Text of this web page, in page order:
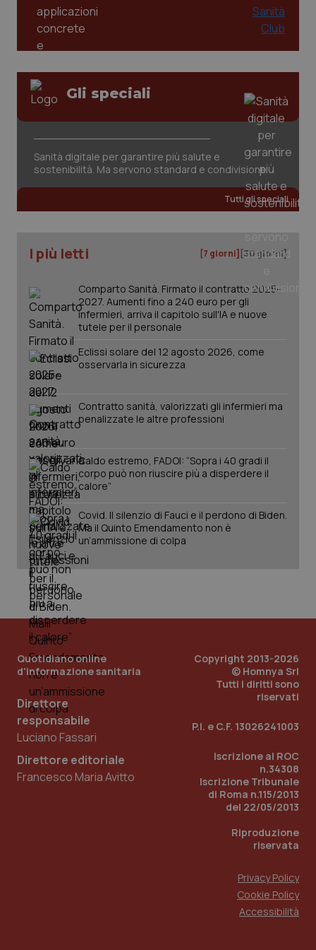
Salute orale & impianti
Sangue & coagulazione
Tiroide
Tumore al seno
Tumore ovarico
Tumori del Polmone & Testa Collo
Vaccini
Gli speciali
Sanità digitale per garantire più salute e
sostenibilità. Ma servono standard e condivisione
Tutti gli speciali
I più letti [7 giorni] [30 giorni]
Comparto Sanità. Firmato il contratto 2025-
2027. Aumenti fino a 240 euro per gli
infermieri, arriva il capitolo sull'IA e nuove
tutele per il personale
Eclissi solare del 12 agosto 2026, come
osservarla in sicurezza
Contratto sanità, valorizzati gli infermieri ma
penalizzate le altre professioni
Caldo estremo, FADOI: “Sopra i 40 gradi il
corpo può non riuscire più a disperdere il
calore”
Covid. Il silenzio di Fauci e il perdono di Biden.
Ma il Quinto Emendamento non è
un’ammissione di colpa
Quotidiano online
d'informazione sanitaria
Direttore
responsabile
Luciano Fassari
Direttore editoriale
Francesco Maria Avitto
Copyright 2013-2026
© Homnya Srl
Tutti i diritti sono
riservati
P.I. e C.F. 13026241003
Iscrizione al ROC
n.34308
Iscrizione Tribunale
di Roma n.115/2013
del 22/05/2013
Riproduzione
riservata
Privacy Policy
Cookie Policy
Accessibilità
funzionare correttamente senza questi cookie.
Nome
VISITOR_PRIVACY_METADATA
YouTube
5
www.quotidianosanita.it
tracking-sites-ironfish-
tracking-enable
www.quotidianosanita.it
tracking-sites-ironfish-
session-id
_ga
Google LLC
1